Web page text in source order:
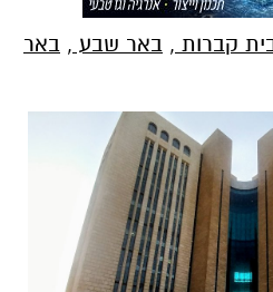
קברות , באר שבע , באר